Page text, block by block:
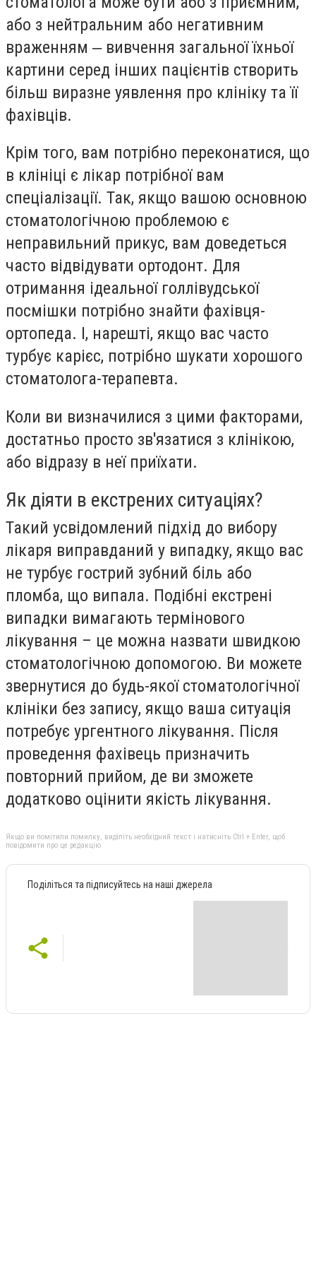
або з нейтральним або негативним
враженням ‒ вивчення загальної їхньої
картини серед інших пацієнтів створить
більш виразне уявлення про клініку та її
фахівців.
Крім того, вам потрібно переконатися, що
в клініці є лікар потрібної вам
спеціалізації. Так, якщо вашою основною
стоматологічною проблемою є
неправильний прикус, вам доведеться
часто відвідувати ортодонт. Для
отримання ідеальної голлівудської
посмішки потрібно знайти фахівця-
ортопеда. І, нарешті, якщо вас часто
турбує карієс, потрібно шукати хорошого
стоматолога-терапевта.
Коли ви визначилися з цими факторами,
достатньо просто зв'язатися з клінікою,
або відразу в неї приїхати.
Як діяти в екстрених ситуаціях?
Такий усвідомлений підхід до вибору
лікаря виправданий у випадку, якщо вас
не турбує гострий зубний біль або
пломба, що випала. Подібні екстрені
випадки вимагають термінового
лікування – це можна назвати швидкою
стоматологічною допомогою. Ви можете
звернутися до будь-якої стоматологічної
клініки без запису, якщо ваша ситуація
потребує ургентного лікування. Після
проведення фахівець призначить
повторний прийом, де ви зможете
додатково оцінити якість лікування.
Якщо ви помітили помилку, виділіть необхідний текст і натисніть Ctrl + Enter, щоб
повідомити про це редакцію
Поділіться та підписуйтесь на наші джерела